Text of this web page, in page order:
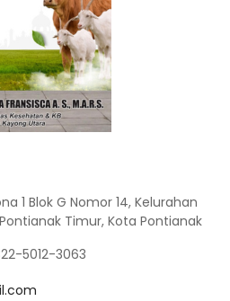
1 Blok G Nomor 14, Kelurahan
Timur, Kota Pontianak
5012-3063